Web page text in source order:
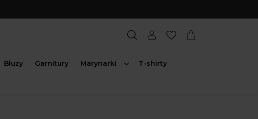
Bluzy Garnitury Marynarki T-shirty